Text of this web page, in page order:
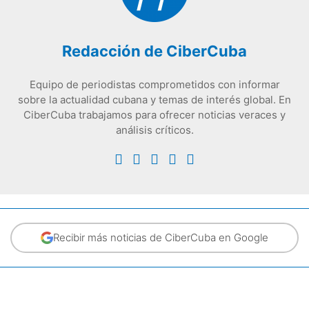
Redacción de CiberCuba
Equipo de periodistas comprometidos con informar
sobre la actualidad cubana y temas de interés global. En
CiberCuba trabajamos para ofrecer noticias veraces y
análisis críticos.
Recibir más noticias de CiberCuba en Google